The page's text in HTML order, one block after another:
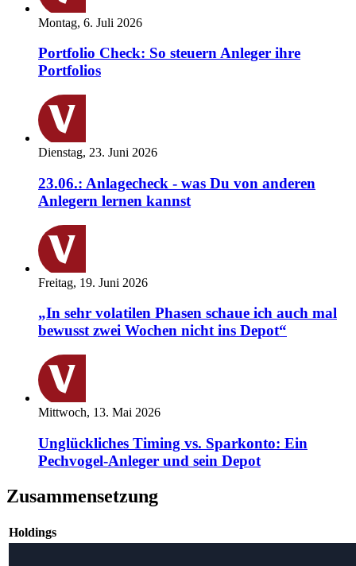
Montag, 6. Juli 2026
Portfolio Check: So steuern Anleger ihre
Portfolios
Dienstag, 23. Juni 2026
23.06.: Anlagecheck - was Du von anderen
Anlegern lernen kannst
Freitag, 19. Juni 2026
„In sehr volatilen Phasen schaue ich auch mal
bewusst zwei Wochen nicht ins Depot“
Mittwoch, 13. Mai 2026
Unglückliches Timing vs. Sparkonto: Ein
Pechvogel-Anleger und sein Depot
Zusammensetzung
Holdings